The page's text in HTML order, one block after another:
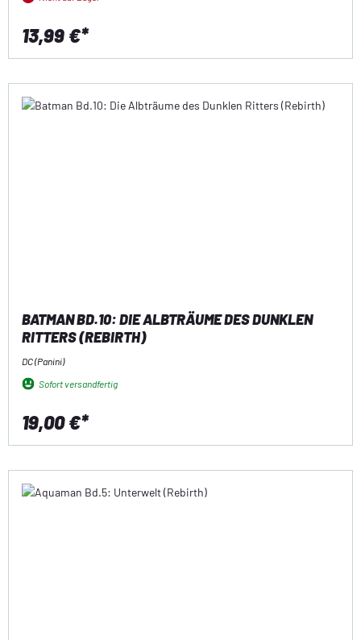
13,99 €*
BATMAN BD.10: DIE ALBTRÄUME DES DUNKLEN
RITTERS (REBIRTH)
DC (Panini)
Sofort versandfertig
19,00 €*